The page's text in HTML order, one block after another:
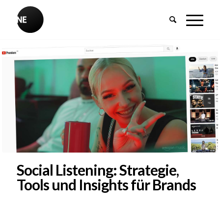
Social Listening: Strategie,
Tools und Insights für Brands